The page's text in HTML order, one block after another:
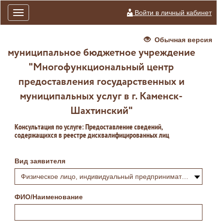
Toggle
navigation
Войти в личный кабинет
Обычная версия
муниципальное бюджетное учреждение
"Многофункциональный центр
предоставления государственных и
муниципальных услуг в г. Каменск-
Шахтинский"
Консультация по услуге: Предоставление сведений,
содержащихся в реестре дисквалифицированных лиц
Вид заявителя
Физическое лицо, индивидуальный предприниматель или самозанятый
ФИО/Наименование